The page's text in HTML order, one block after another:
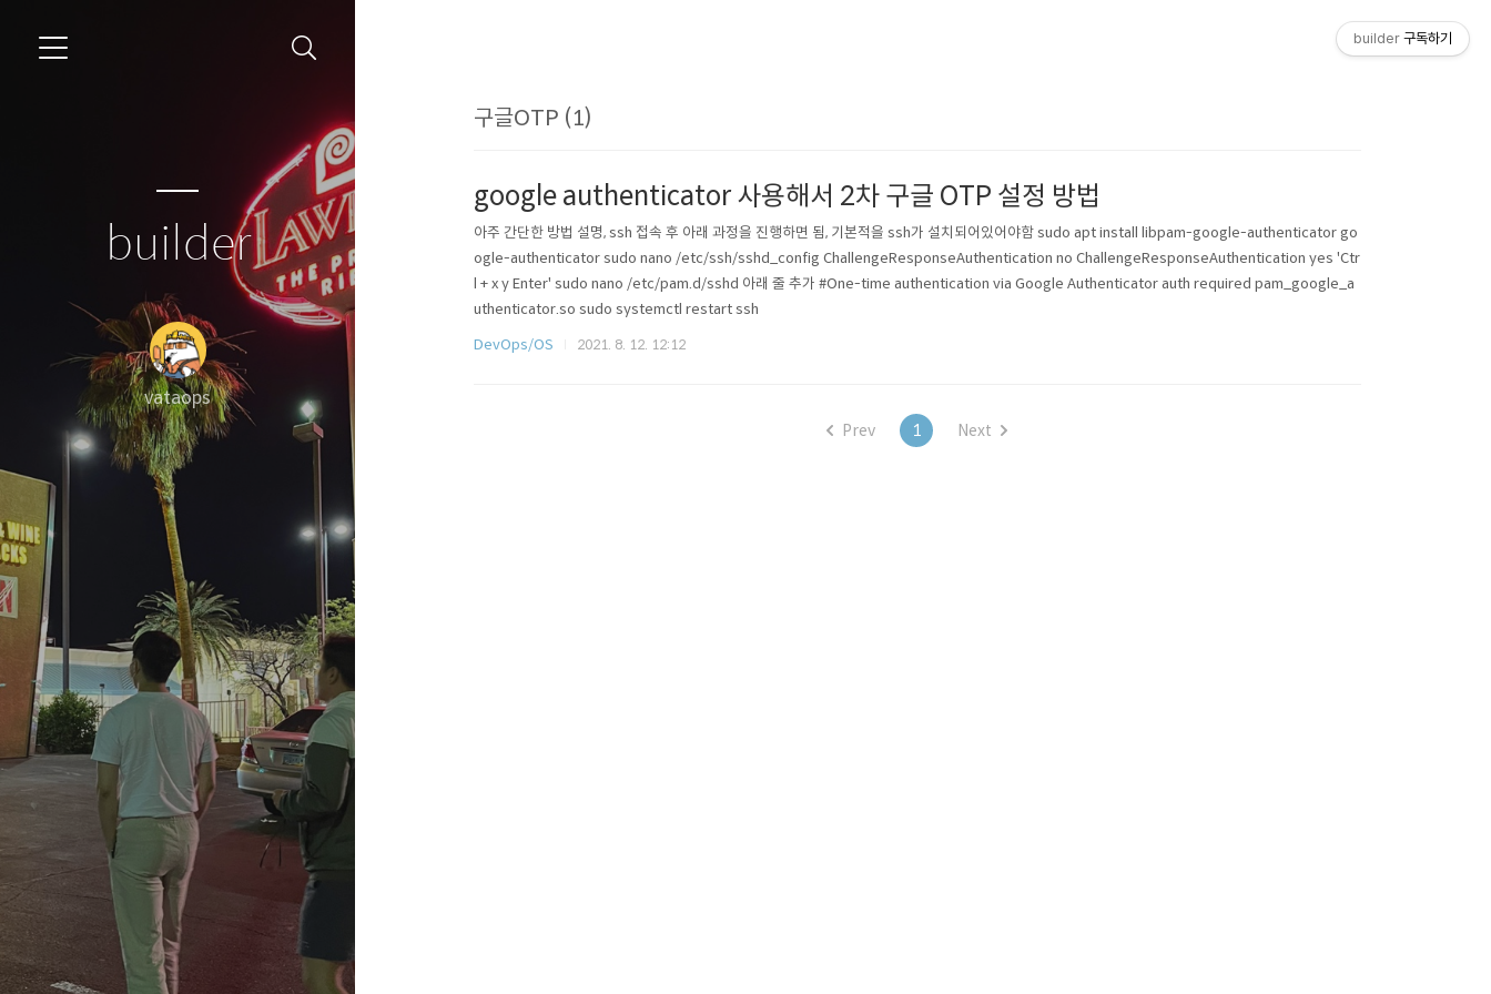
builder
vataops
구글OTP (1)
google authenticator 사용해서 2차 구글 OTP 설정 방법
아주 간단한 방법 설명, ssh 접속 후 아래 과정을 진행하면 됨, 기본적을 ssh가 설치되어있어야함 sudo apt install libpam-google-authenticator go
ogle-authenticator sudo nano /etc/ssh/sshd_config ChallengeResponseAuthentication no ChallengeResponseAuthentication yes 'Ctr
l + x y Enter' sudo nano /etc/pam.d/sshd 아래 줄 추가 #One-time authentication via Google Authenticator auth required pam_google_a
uthenticator.so sudo systemctl restart ssh
DevOps/OS
2021. 8. 12. 12:12
Prev 1 Next
builder 구독하기